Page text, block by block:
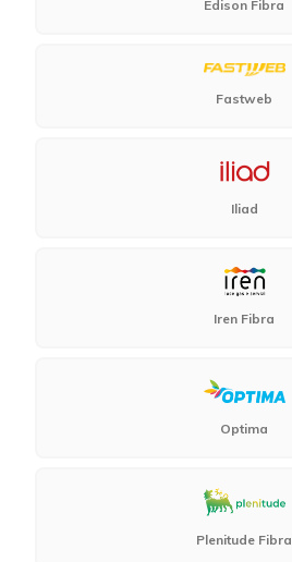
Edison Fibra
Fastweb
Iliad
Iren Fibra
Optima
Plenitude Fibra